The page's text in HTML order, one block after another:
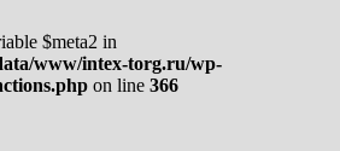
$meta2 in
www/intex-torg.ru/wp-
on line 366